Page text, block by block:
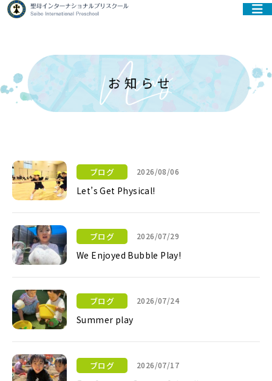
ブログ 2026/08/06
Let’s Get Physical!
ブログ 2026/07/29
We Enjoyed Bubble Play!
ブログ 2026/07/24
Summer play
ブログ 2026/07/17